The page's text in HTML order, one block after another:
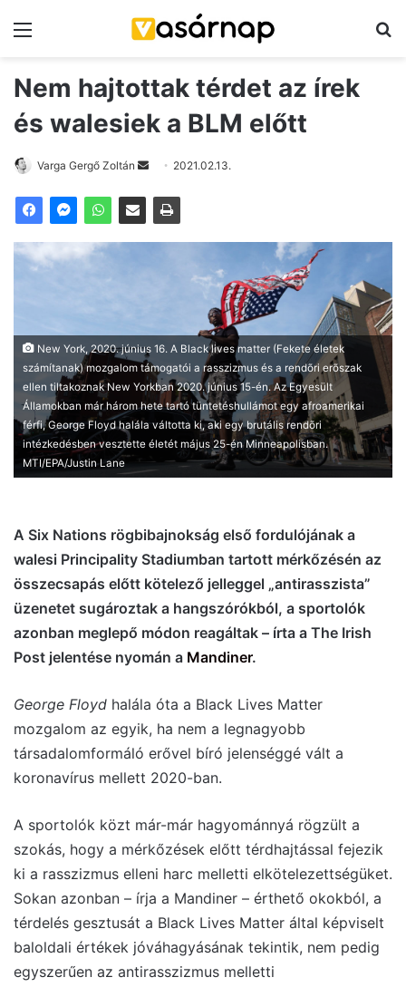
Nem hajtottak térdet az írek
és walesiek a BLM előtt
Varga Gergő Zoltán
a
i
l
2021.02.13.
New York, 2020. június 16. A Black lives matter (Fekete életek
számítanak) mozgalom támogatói a rasszizmus és a rendõri erõszak
ellen tiltakoznak New Yorkban 2020. június 15-én. Az Egyesült
Államokban már három hete tartó tüntetéshullámot egy afroamerikai
férfi, George Floyd halála váltotta ki, aki egy brutális rendõri
intézkedésben vesztette életét május 25-én Minneapolisban.
MTI/EPA/Justin Lane
A Six Nations rögbibajnokság első fordulójának a
walesi Principality Stadiumban tartott mérkőzésén az
összecsapás előtt kötelező jelleggel „antirasszista”
üzenetet sugároztak a hangszórókból, a sportolók
azonban meglepő módon reagáltak – írta a The Irish
Post jelentése nyomán a Mandiner.
George Floyd halála óta a Black Lives Matter
mozgalom az egyik, ha nem a legnagyobb
társadalomformáló erővel bíró jelenséggé vált a
koronavírus mellett 2020-ban.
A sportolók közt már-már hagyománnyá rögzült a
szokás, hogy a mérkőzések előtt térdhajtással fejezik
ki a rasszizmus elleni harc melletti elkötelezettségüket.
Sokan azonban – írja a Mandiner – érthető okokból, a
térdelés gesztusát a Black Lives Matter által képviselt
baloldali értékek jóváhagyásának tekintik, nem pedig
egyszerűen az antirasszizmus melletti